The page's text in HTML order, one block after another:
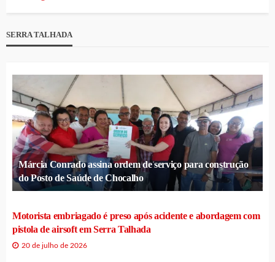
SERRA TALHADA
Márcia Conrado assina ordem de serviço para construção
do Posto de Saúde de Chocalho
Motorista embriagado é preso após acidente e abordagem com
pistola de airsoft em Serra Talhada
20 de julho de 2026